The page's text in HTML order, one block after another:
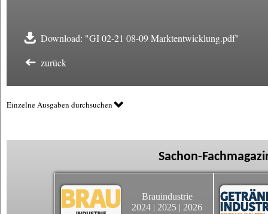
Download: "GI 02-21 08-09 Marktentwicklung.pdf"
zurück
Einzelne Ausgaben durchsuchen
Sachon-
Brauindustrie
2024 | 2025 | 2026